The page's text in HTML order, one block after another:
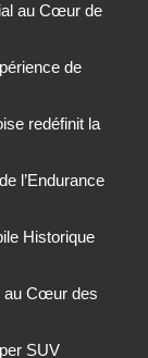
au Cœur de
de
redéfinit la
l’Endurance
Historique
au Cœur des
SUV